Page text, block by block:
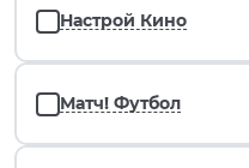
Настрой Кино
Матч! Футбол